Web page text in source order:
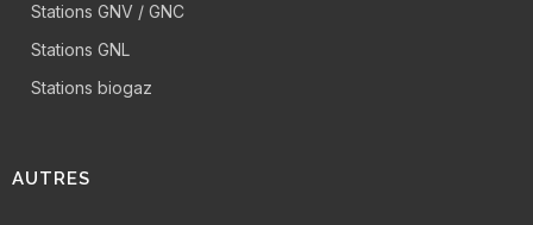
Stations GNV / GNC
Stations GNL
Stations biogaz
AUTRES